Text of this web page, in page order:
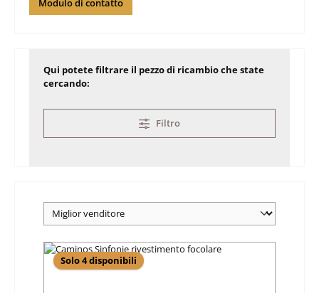
Modulo di contatto
Qui potete filtrare il pezzo di ricambio che state
cercando:
Filtro
Solo 4 disponibili